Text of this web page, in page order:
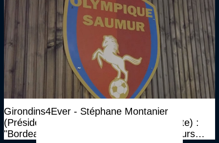
Girondins4Ever - Stéphane Montanier
(Président Saumur, repêché 3 fois de suite) :
"Bordeaux, ils ont un découvert de plusieurs